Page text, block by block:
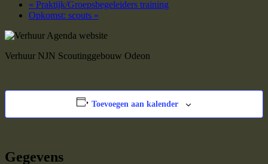
« Praktijk/Groepsbegeleiders training
Opkomst: scouts »
Verhuur NJN Scoutinggebouw Odeon
Toevoegen aan kalender
Gegevens